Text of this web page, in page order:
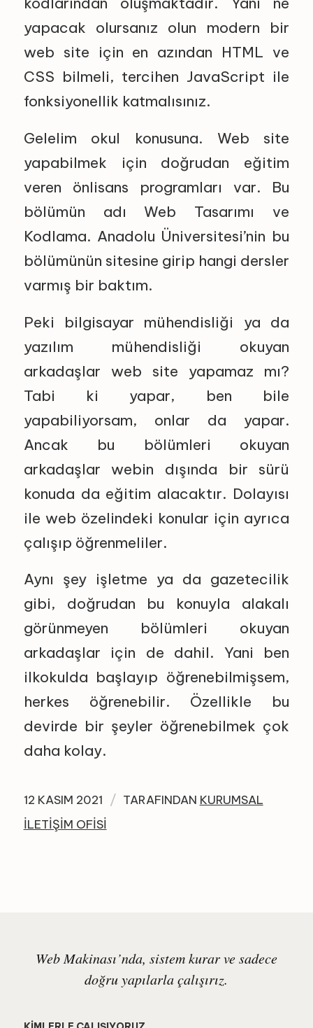
yapacak olursanız olun modern bir
web site için en azından HTML ve
CSS bilmeli, tercihen JavaScript ile
fonksiyonellik katmalısınız.
Gelelim okul konusuna. Web site
yapabilmek için doğrudan eğitim
veren önlisans programları var. Bu
bölümün adı Web Tasarımı ve
Kodlama. Anadolu Üniversitesi’nin bu
bölümünün sitesine girip hangi dersler
varmış bir baktım.
Peki bilgisayar mühendisliği ya da
yazılım mühendisliği okuyan
arkadaşlar web site yapamaz mı?
Tabi ki yapar, ben bile
yapabiliyorsam, onlar da yapar.
Ancak bu bölümleri okuyan
arkadaşlar webin dışında bir sürü
konuda da eğitim alacaktır. Dolayısı
ile web özelindeki konular için ayrıca
çalışıp öğrenmeliler.
Aynı şey işletme ya da gazetecilik
gibi, doğrudan bu konuyla alakalı
görünmeyen bölümleri okuyan
arkadaşlar için de dahil. Yani ben
ilkokulda başlayıp öğrenebilmişsem,
herkes öğrenebilir. Özellikle bu
devirde bir şeyler öğrenebilmek çok
daha kolay.
12 KASIM 2021 / TARAFINDAN KURUMSAL
İLETIŞIM OFISI
Web Makinası’nda, sistem kurar ve sadece
doğru yapılarla çalışırız.